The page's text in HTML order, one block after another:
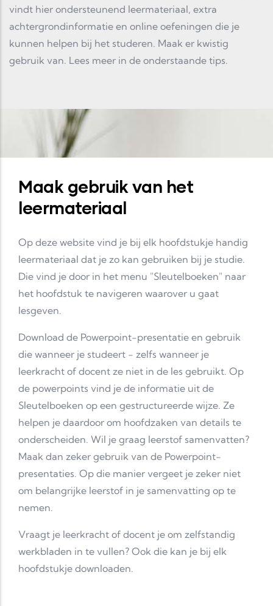
vindt hier ondersteunend leermateriaal, extra
achtergrondinformatie en online oefeningen die je
kunnen helpen bij het studeren. Maak er kwistig
gebruik van. Lees meer in de onderstaande tips.
Maak gebruik van het
leermateriaal
Op deze website vind je bij elk hoofdstukje handig
leermateriaal dat je zo kan gebruiken bij je studie.
Die vind je door in het menu "Sleutelboeken" naar
het hoofdstuk te navigeren waarover u gaat
lesgeven.
Download de Powerpoint-presentatie en gebruik
die wanneer je studeert - zelfs wanneer je
leerkracht of docent ze niet in de les gebruikt. Op
de powerpoints vind je de informatie uit de
Sleutelboeken op een gestructureerde wijze. Ze
helpen je daardoor om hoofdzaken van details te
onderscheiden. Wil je graag leerstof samenvatten?
Maak dan zeker gebruik van de Powerpoint-
presentaties. Op die manier vergeet je zeker niet
om belangrijke leerstof in je samenvatting op te
nemen.
Vraagt je leerkracht of docent je om zelfstandig
werkbladen in te vullen? Ook die kan je bij elk
hoofdstukje downloaden.